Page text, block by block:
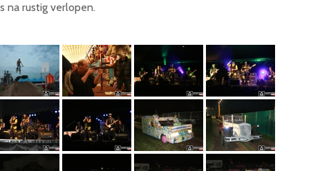
na rustig verlopen.